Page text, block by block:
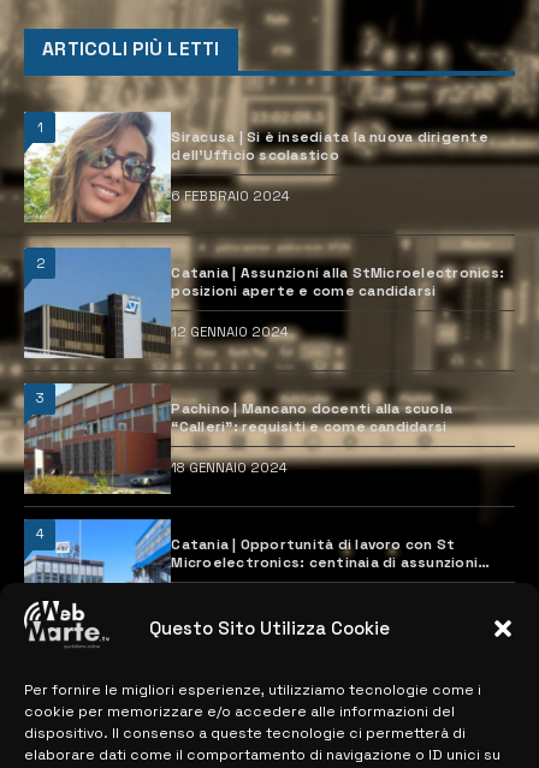
Questo Sito Utilizza Cookie
Per fornire le migliori esperienze, utilizziamo tecnologie come i
cookie per memorizzare e/o accedere alle informazioni del
dispositivo. Il consenso a queste tecnologie ci permetterà di
elaborare dati come il comportamento di navigazione o ID unici su
ARTICOLI PIÙ LETTI
1
Siracusa | Si è insediata la nuova dirigente
dell’Ufficio scolastico
6 FEBBRAIO 2024
2
Catania | Assunzioni alla StMicroelectronics:
posizioni aperte e come candidarsi
12 GENNAIO 2024
3
Pachino | Mancano docenti alla scuola
“Calleri”: requisiti e come candidarsi
18 GENNAIO 2024
4
Catania | Opportunità di lavoro con St
Microelectronics: centinaia di assunzioni
previste
MAPPA DEL SITO
> NOTIZIE